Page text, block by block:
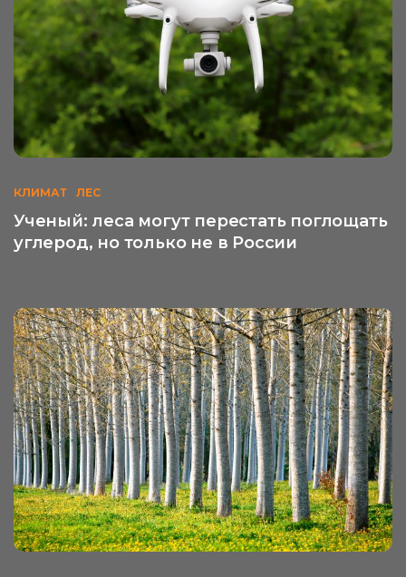
КЛИМАТ ЛЕС
Ученый: леса могут перестать поглощать
углерод, но только не в России